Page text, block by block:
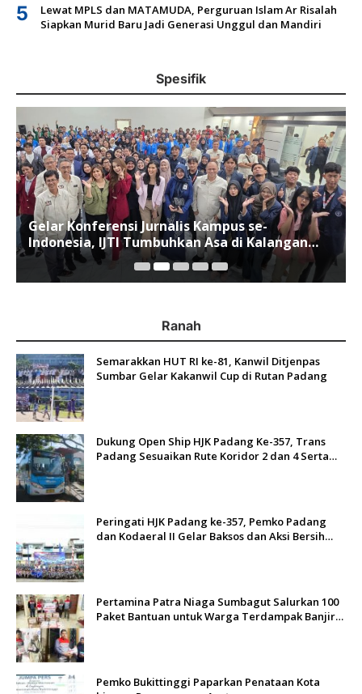
5
Lewat MPLS dan MATAMUDA, Perguruan Islam Ar Risalah
Siapkan Murid Baru Jadi Generasi Unggul dan Mandiri
Spesifik
Gelar Konferensi Jurnalis Kampus se-
Indonesia, IJTI Tumbuhkan Asa di Kalangan
Jurnalis Muda di Era Disruspi Digital
Ranah
Semarakkan HUT RI ke-81, Kanwil Ditjenpas
Sumbar Gelar Kakanwil Cup di Rutan Padang
Dukung Open Ship HJK Padang Ke-357, Trans
Padang Sesuaikan Rute Koridor 2 dan 4 Serta
Peringati HJK Padang ke-357, Pemko Padang
dan Kodaeral II Gelar Baksos dan Aksi Bersih
Pertamina Patra Niaga Sumbagut Salurkan 100
Paket Bantuan untuk Warga Terdampak Banjir
Pemko Bukittinggi Paparkan Penataan Kota